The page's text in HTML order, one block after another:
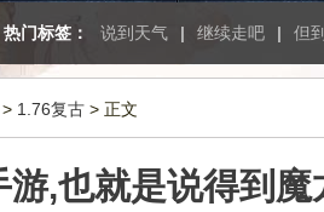
热门标签： 说到天气 | 继续走吧 | 但
> 1.76复古 > 正文
游,也就是说得到